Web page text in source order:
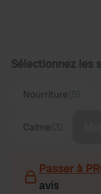
Sélectionnez les
Nourriture
Calme
Passer à
avis